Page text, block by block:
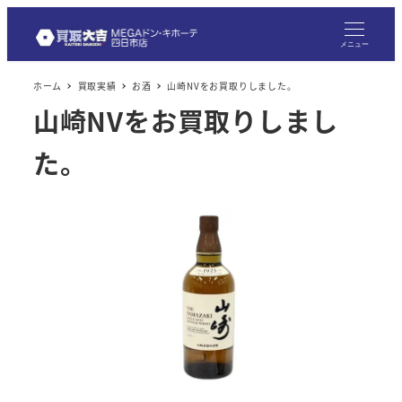
メニュー
ホーム 買取実績 お酒 山崎NVをお買取りしました。
山崎NVをお買取りしまし
た。